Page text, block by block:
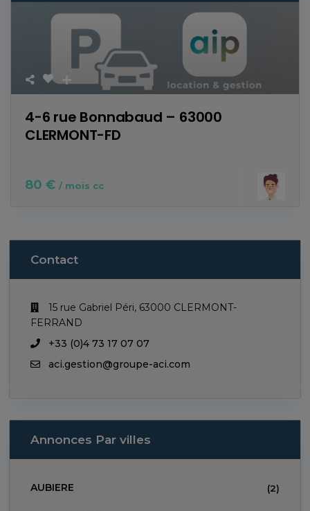
4-6 rue Bonnabaud – 63000
CLERMONT-FD
80 €/ mois cc
Contact
15 rue Gabriel Péri, 63000 CLERMONT-
FERRAND
+33 (0)4 73 17 07 07
aci.gestion@groupe-aci.com
Annonces Par villes
AUBIERE (2)